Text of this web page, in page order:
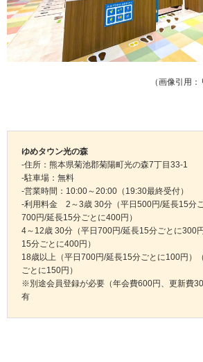
（画像引用
ゆめタウン光の森
-住所：熊本県菊池郡菊陽町光の森7丁目33-1
-駐車場：無料
-営業時間：10:00～20:00（19:30最終受付）
-利用料金 2～3歳 30分（平日500円/延長15分
700円/延長15分ごとに400円）
4～12歳 30分（平日700円/延長15分ごとに300
15分ごとに400円）
18歳以上（平日700円/延長15分ごとに100円）
ごとに150円）
※別途会員登録が必要（年会費600円、更新費
有